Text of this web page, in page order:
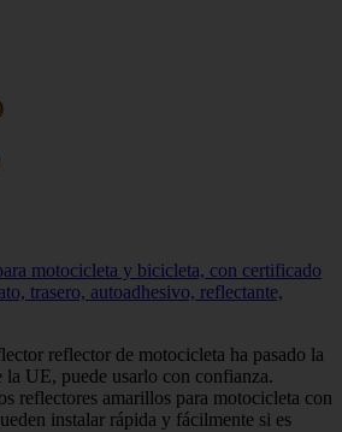
motocicleta y bicicleta, con certificado
trasero, autoadhesivo, reflectante,
reflector de motocicleta ha pasado la
UE, puede usarlo con confianza.
reflectores amarillos para motocicleta con
instalar rápida y fácilmente si es